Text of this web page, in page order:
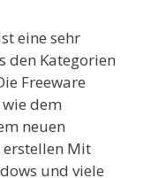
eine sehr
den Kategorien
Freeware
dem
neuen
erstellen Mit
und viele